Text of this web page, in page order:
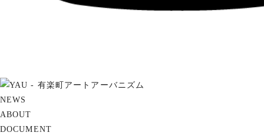
NEWS
ABOUT
DOCUMENT